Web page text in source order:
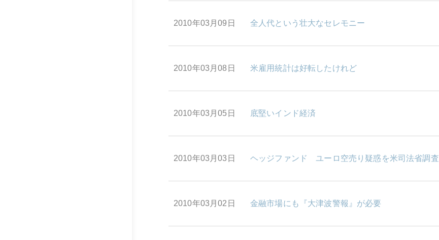
2010年03月09日 全人代という壮大なセレモニー
2010年03月08日 米雇用統計は好転したけれど
2010年03月05日 底堅いインド経済
2010年03月03日 ヘッジファンド ユーロ空売り疑惑を米司法省調査
2010年03月02日 金融市場にも『大津波警報』が必要